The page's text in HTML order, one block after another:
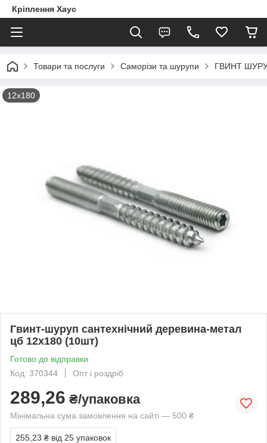
Кріплення Хаус
Товари та послуги Саморізи та шурупи ГВИНТ
12х180
Гвинт-шуруп сантехнічний деревина-метал
цб 12х180 (10шт)
Готово до відправки
Код: 370344
Опт і роздріб
289,26 ₴/упаковка
Мінімальна сума замовлення на сайті — 500 ₴
255,23 ₴ від 25 упаковок